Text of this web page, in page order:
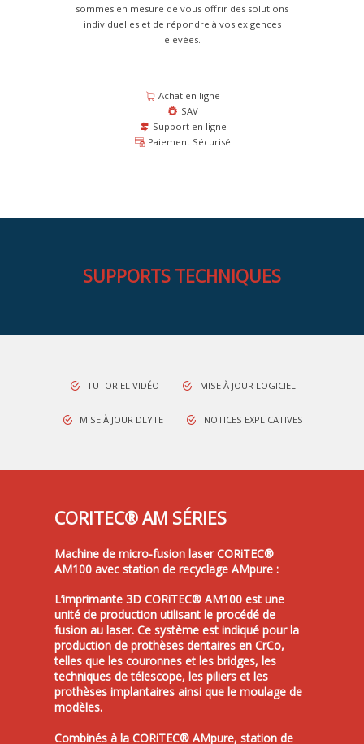
sommes en mesure de vous offrir des solutions
individuelles et de répondre à vos exigences
élevées.
Achat en ligne
SAV
Support en ligne
Paiement Sécurisé
SUPPORTS TECHNIQUES
TUTORIEL VIDÉO MISE À JOUR LOGICIEL
MISE À JOUR DLYTE NOTICES EXPLICATIVES
CORITEC® AM SÉRIES
Machine de micro-fusion laser CORiTEC®
AM100 avec station de recyclage AMpure :
L’imprimante 3D CORiTEC® AM100 est une
unité de production utilisant le procédé de
fusion au laser. Ce système est indiqué pour la
production de prothèses dentaires en CrCo,
telles que les couronnes et les bridges, les
techniques de télescope, les piliers et les
prothèses implantaires ainsi que le moulage de
modèles.
Combinés à la CORiTEC® AMpure, station de